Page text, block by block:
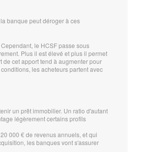
banque peut déroger à ces
le HCSF passe sous
Plus il est élevé et plus il permet
cet apport tend à augmenter pour
les acheteurs partent avec
un prêt immobilier. Un ratio d'autant
légèrement certains profils
000 € de revenus annuels, et qui
les banques vont s'assurer